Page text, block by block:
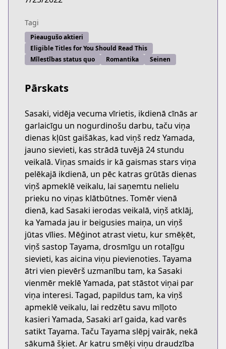
Tagi
Pieaugušo aktieri
Eligible Titles for You Should Read This
Mīlestības status quo
Romantika Seinen
Pārskats
Sasaki, vidēja vecuma vīrietis, ikdienā cīnās ar
garlaicīgu un nogurdinošu darbu, taču viņa
dienas kļūst gaišākas, kad viņš redz Yamada,
jauno sievieti, kas strādā tuvējā 24 stundu
veikalā. Viņas smaids ir kā gaismas stars viņa
pelēkajā ikdienā, un pēc katras grūtās dienas
viņš apmeklē veikalu, lai saņemtu nelielu
prieku no viņas klātbūtnes. Tomēr vienā
dienā, kad Sasaki ierodas veikalā, viņš atklāj,
ka Yamada jau ir beigusies maiņa, un viņš
jūtas vīlies. Mēģinot atrast vietu, kur smēķēt,
viņš sastop Tayama, drosmīgu un rotaļīgu
sievieti, kas aicina viņu pievienoties. Tayama
ātri vien pievērš uzmanību tam, ka Sasaki
vienmēr meklē Yamada, pat stāstot viņai par
viņa interesi. Tagad, papildus tam, ka viņš
apmeklē veikalu, lai redzētu savu mīļoto
kasieri Yamada, Sasaki arī gaida, kad varēs
satikt Tayama. Taču Tayama slēpj vairāk, nekā
sākumā šķiet. Ar katru smēķi viņu draudzība